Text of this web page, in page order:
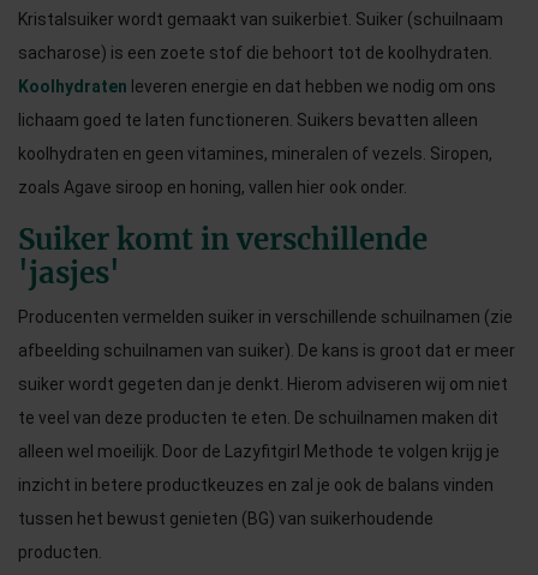
Kristalsuiker wordt gemaakt van suikerbiet. Suiker (schuilnaam
sacharose) is een zoete stof die behoort tot de koolhydraten.
Koolhydraten leveren energie en dat hebben we nodig om ons
lichaam goed te laten functioneren. Suikers bevatten alleen
koolhydraten en geen vitamines, mineralen of vezels. Siropen,
zoals Agave siroop en honing, vallen hier ook onder.
Suiker komt in verschillende
'jasjes'
Producenten vermelden suiker in verschillende schuilnamen (zie
afbeelding schuilnamen van suiker). De kans is groot dat er meer
suiker wordt gegeten dan je denkt. Hierom adviseren wij om niet
te veel van deze producten te eten. De schuilnamen maken dit
alleen wel moeilijk. Door de Lazyfitgirl Methode te volgen krijg je
inzicht in betere productkeuzes en zal je ook de balans vinden
tussen het bewust genieten (BG) van suikerhoudende
producten.